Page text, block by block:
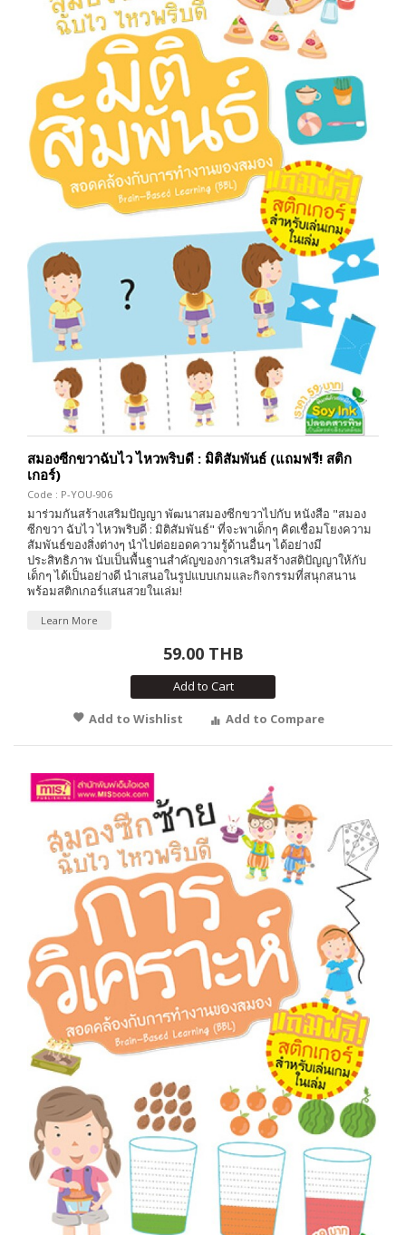
สมองซีกขวาฉับไว ไหวพริบดี : มิติสัมพันธ์ (แถมฟรี! สติก
เกอร์)
Code : P-YOU-906
มาร่วมกันสร้างเสริมปัญญา พัฒนาสมองซีกขวาไปกับ หนังสือ "สมอง
ซีกขวา ฉับไว ไหวพริบดี : มิติสัมพันธ์" ที่จะพาเด็กๆ คิดเชื่อมโยงความ
สัมพันธ์ของสิ่งต่างๆ นำไปต่อยอดความรู้ด้านอื่นๆ ได้อย่างมี
ประสิทธิภาพ นับเป็นพื้นฐานสำคัญของการเสริมสร้างสติปัญญาให้กับ
เด็กๆ ได้เป็นอย่างดี นำเสนอในรูปแบบเกมและกิจกรรมที่สนุกสนาน
พร้อมสติกเกอร์แสนสวยในเล่ม!
Learn More
59.00 THB
Add to Cart
Add to Wishlist
Add to Compare